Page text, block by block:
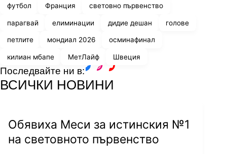
футбол Франция световно първенство
парагвай елиминации дидие дешан голове
петлите мондиал 2026 осминафинал
килиан мбапе МетЛайф Швеция
Последвайте ни в:
ВСИЧКИ НОВИНИ
Обявиха Меси за истинския №1
на световното първенство